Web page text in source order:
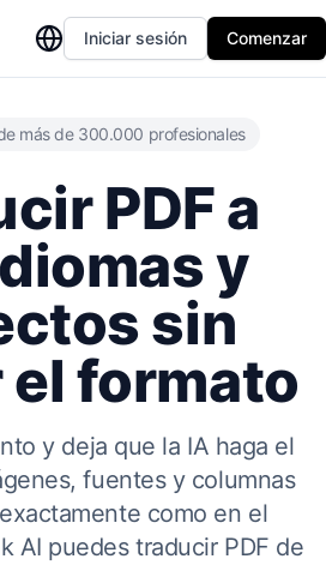
Iniciar sesión Comenzar
más de 300.000 profesionales
PDF a
y
sin
formato
y deja que la IA haga el
fuentes y columnas
como en el
AI puedes traducir PDF de